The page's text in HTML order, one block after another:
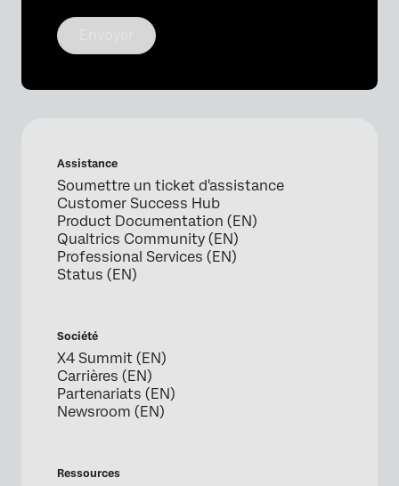
Assistance
Soumettre un ticket d'assistance
Customer Success Hub
Product Documentation (EN)
Qualtrics Community (EN)
Professional Services (EN)
Status (EN)
Société
X4 Summit (EN)
Carrières (EN)
Partenariats (EN)
Newsroom (EN)
Ressources